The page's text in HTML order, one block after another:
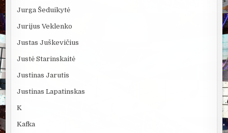
Jurga Šeduikytė
Jurijus Veklenko
Justas Juškevičius
Justė Starinskaitė
Justinas Jarutis
Justinas Lapatinskas
K
Kafka